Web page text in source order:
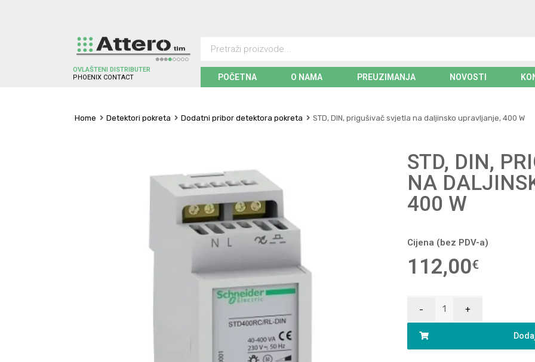
OVLAŠTENI DISTRIBUTER
P H O EN X CO NTACT POČETNA O NAMA PREUZIMANJA NOVOSTI
Home Detektori pokreta Dodatni pribor detektora pokreta STD, DIN, prigušivač svjetla na daljinsko upravljanje, 400 W
STD, DIN,
NA
400 W
Cijena (bez PDV-a)
112,00€